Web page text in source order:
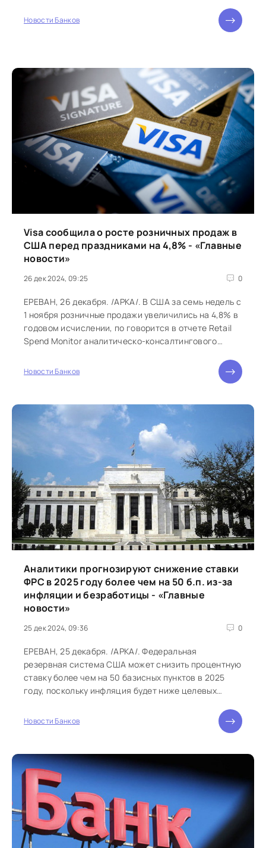
Новости Банков
Visa сообщила о росте розничных продаж в
США перед праздниками на 4,8% - «Главные
новости»
26 дек 2024, 09:25 0
ЕРЕВАН, 26 декабря. /АРКА/. В США за семь недель с
1 ноября розничные продажи увеличились на 4,8% в
годовом исчислении, по говорится в отчете Retail
Spend Monitor аналитическо-консалтингового
Новости Банков
Аналитики прогнозируют снижение ставки
ФРС в 2025 году более чем на 50 б.п. из-за
инфляции и безработицы - «Главные
новости»
25 дек 2024, 09:36 0
ЕРЕВАН, 25 декабря. /АРКА/. Федеральная
резервная система США может снизить процентную
ставку более чем на 50 базисных пунктов в 2025
году, поскольку инфляция будет ниже целевых
Новости Банков